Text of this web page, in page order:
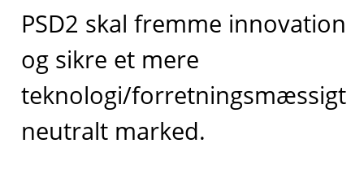
PSD2 skal fremme innovation
og sikre et mere
teknologi/forretningsmæssigt
neutralt marked.